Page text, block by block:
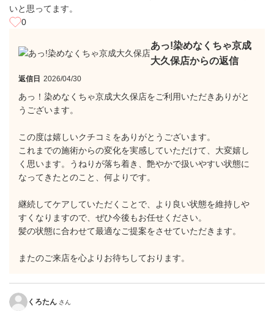
いと思ってます。
0
あっ!染めなくちゃ京成
大久保店からの返信
返信日 2026/04/30
あっ！染めなくちゃ京成大久保店をご利用いただきありがと
うございます。
この度は嬉しいクチコミをありがとうございます。
これまでの施術からの変化を実感していただけて、大変嬉し
く思います。うねりが落ち着き、艶やかで扱いやすい状態に
なってきたとのこと、何よりです。
継続してケアしていただくことで、より良い状態を維持しや
すくなりますので、ぜひ今後もお任せください。
髪の状態に合わせて最適なご提案をさせていただきます。
またのご来店を心よりお待ちしております。
くろたん さん